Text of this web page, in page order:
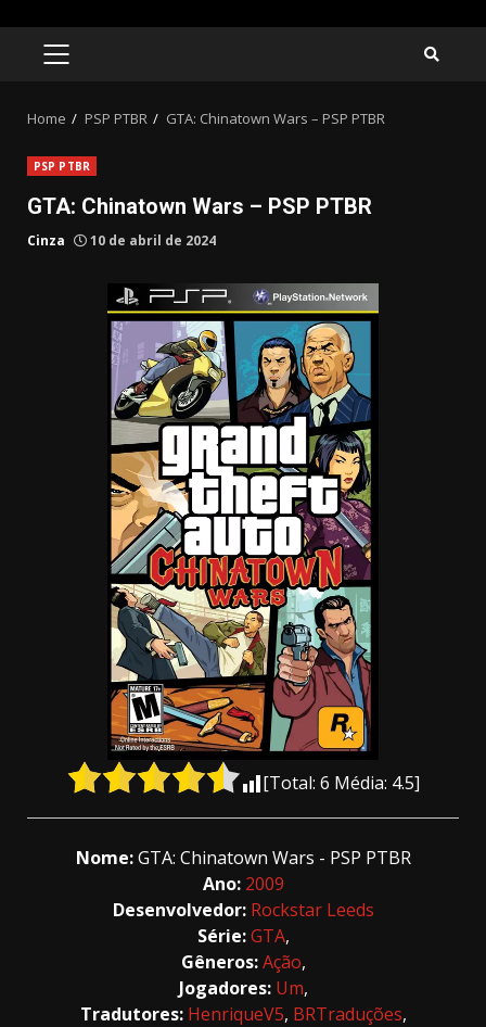
PRIMARY
Home PSP PTBR GTA: Chinatown Wars – PSP PTBR
PSP PTBR
GTA: Chinatown Wars – PSP PTBR
Cinza 10 de abril de 2024
[Total: 6 Média: 4.5]
Nome:GTA: Chinatown Wars - PSP PTBR
Ano: 2009
Desenvolvedor: Rockstar Leeds
Série:GTA,
Gêneros:Ação,
Jogadores: Um,
Tradutores: HenriqueV5, BRTraduções,